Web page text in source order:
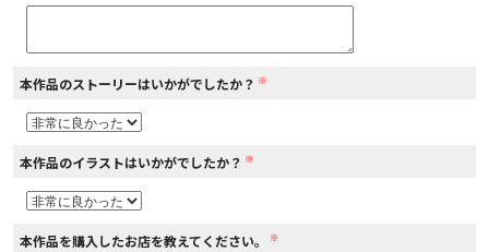
コミックパルフェ
閉じる
本作品のストーリーはいかがでしたか？ ※
本作品のイラストはいかがでしたか？ ※
本作品を購入したお店を教えてください。 ※